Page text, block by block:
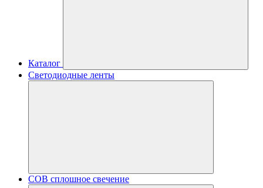
Каталог
Светодиодные ленты
COB сплошное свечение